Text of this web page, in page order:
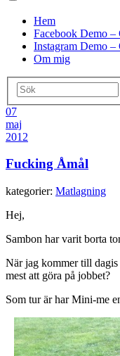
Hem
Facebook Demo –
Instagram Demo –
Om mig
07
maj
2012
Fucking Åmål
kategorier: Matlagning
Hej,
Sambon har varit borta
När jag kommer till dagis
mest att göra på jobbet?
Som tur är har Mini-me